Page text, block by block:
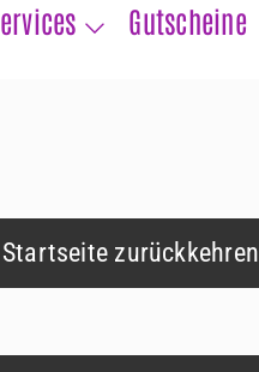
Gutscheine
zurückkehren